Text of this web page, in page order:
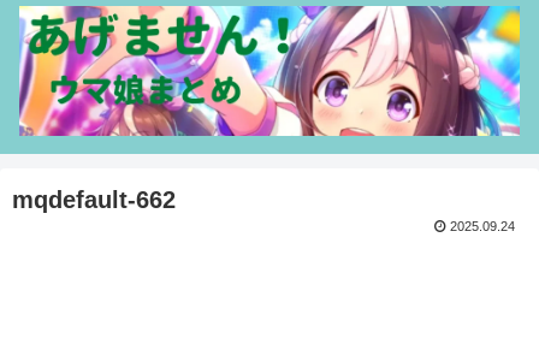
mqdefault-662
2025.09.24